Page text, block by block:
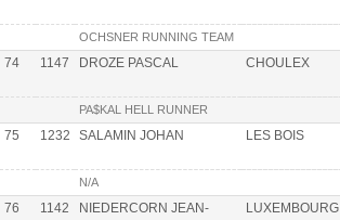
OCHSNER RUNNING TEAM
74 1147 DROZE PASCAL CHOULEX
PA$KAL HELL RUNNER
75 1232 SALAMIN JOHAN LES BOIS
N/A
76 1142
NIEDERCORN JEAN-
LUXEMBOURG